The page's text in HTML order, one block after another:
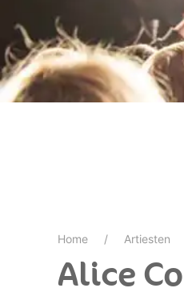
Home Artiesten
Alice